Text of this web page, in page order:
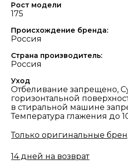
Рост модели
175
Происхождение бренда:
Россия
Страна производитель:
Россия
Уход
Отбеливание запрещено,
горизонтальной
в стиральной машине
Температура глажения до
Только оригинальные
14 дней на возврат